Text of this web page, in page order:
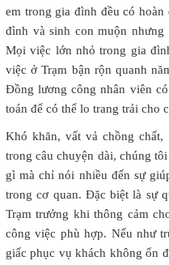
em trong gia đình đều có
đình và sinh con muộn
Mọi việc lớn nhỏ trong gia
việc ở Trạm bận rộn quanh
Đồng lương công nhân viên
toán để có thể lo trang trải cho
Khó khăn, vất vả chồng
trong câu chuyện dài, chúng
gì mà chỉ nói nhiều đến sự
trong cơ quan. Đặc biệt là sự
Trạm trưởng khi thông cảm
công việc phù hợp. Nếu như
giấc phục vụ khách không ổn